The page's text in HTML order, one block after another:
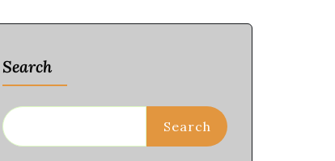
Search
Search